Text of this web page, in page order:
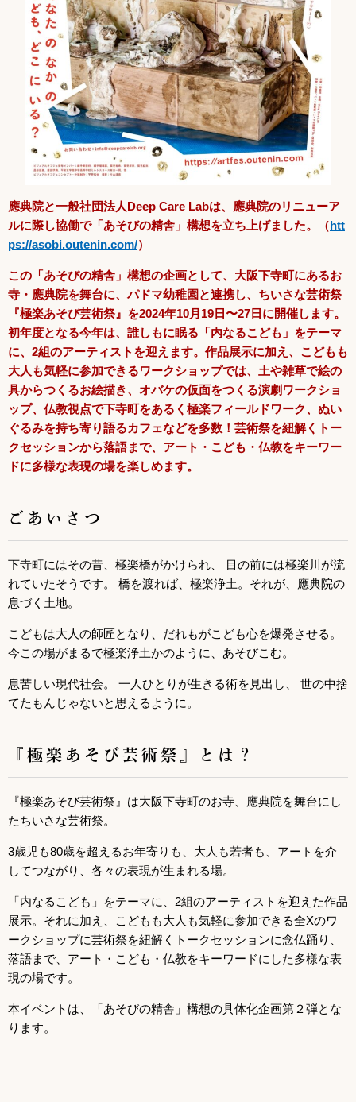
應典院と一般社団法人Deep Care Labは、應典院のリニューア
ルに際し協働で「あそびの精舎」構想を立ち上げました。（htt
ps://asobi.outenin.com/）
この「あそびの精舎」構想の企画として、大阪下寺町にあるお
寺・應典院を舞台に、パドマ幼稚園と連携し、ちいさな芸術祭
『極楽あそび芸術祭』を2024年10月19日〜27日に開催します。
初年度となる今年は、誰しもに眠る「内なるこども」をテーマ
に、2組のアーティストを迎えます。作品展示に加え、こどもも
大人も気軽に参加できるワークショップでは、土や雑草で絵の
具からつくるお絵描き、オバケの仮面をつくる演劇ワークショ
ップ、仏教視点で下寺町をあるく極楽フィールドワーク、ぬい
ぐるみを持ち寄り語るカフェなどを多数！芸術祭を紐解くトー
クセッションから落語まで、アート・こども・仏教をキーワー
ドに多様な表現の場を楽しめます。
ごあいさつ
下寺町にはその昔、極楽橋がかけられ、 目の前には極楽川が流
れていたそうです。 橋を渡れば、極楽浄土。それが、應典院の
息づく土地。
こどもは大人の師匠となり、だれもがこども心を爆発させる。
今この場がまるで極楽浄土かのように、あそびこむ。
息苦しい現代社会。 一人ひとりが生きる術を見出し、 世の中捨
てたもんじゃないと思えるように。
『極楽あそび芸術祭』とは？
『極楽あそび芸術祭』は大阪下寺町のお寺、應典院を舞台にし
たちいさな芸術祭。
3歳児も80歳を超えるお年寄りも、大人も若者も、アートを介
してつながり、各々の表現が生まれる場。
「内なるこども」をテーマに、2組のアーティストを迎えた作品
展示。それに加え、こどもも大人も気軽に参加できる全Xのワ
ークショップに芸術祭を紐解くトークセッションに念仏踊り、
落語まで、アート・こども・仏教をキーワードにした多様な表
現の場です。
本イベントは、「あそびの精舎」構想の具体化企画第２弾とな
ります。